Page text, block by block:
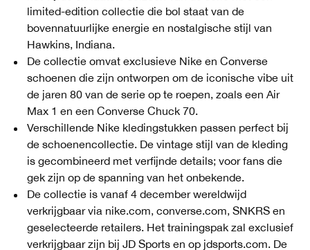
limited-edition collectie die bol staat van de
bovennatuurlijke energie en nostalgische stijl van
Hawkins, Indiana.
De collectie omvat exclusieve Nike en Converse
schoenen die zijn ontworpen om de iconische vibe uit
de jaren 80 van de serie op te roepen, zoals een Air
Max 1 en een Converse Chuck 70.
Verschillende Nike kledingstukken passen perfect bij
de schoenencollectie. De vintage stijl van de kleding
is gecombineerd met verfijnde details; voor fans die
gek zijn op de spanning van het onbekende.
De collectie is vanaf 4 december wereldwijd
verkrijgbaar via nike.com, converse.com, SNKRS en
geselecteerde retailers. Het trainingspak zal exclusief
verkrijgbaar zijn bij JD Sports en op jdsports.com. De